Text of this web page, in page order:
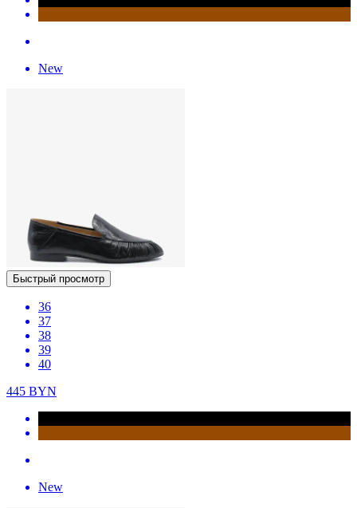
New
Быстрый просмотр
36
37
38
39
40
445 BYN
New